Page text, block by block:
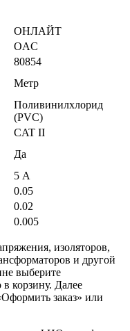
ОНЛАЙТ
OAC
80854
Метр
Поливинилхлорид
(PVC)
CAT II
Да
5 А
0.05
0.02
0.005
изоляторов,
и другой
выберите
корзину. Далее
заказ» или